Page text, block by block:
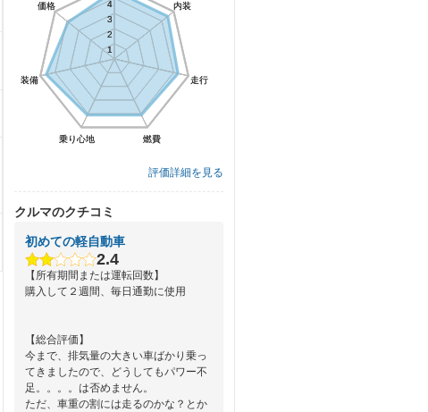
内装
走行
燃費
乗り心地
装備
価格
1
2
3
4 内装
走行
燃費
乗り心地
装備
価格
1
2
3
4
評価詳細を見る
クルマのクチコミ
初めての軽自動車
2.4
【所有期間または運転回数】
購入して２週間、毎日通勤に使用
【総合評価】
今まで、排気量の大きい車ばかり乗っ
てきましたので、どうしてもパワー不
足。。。。は否めません。
ただ、車重の割には走るのかな？とか